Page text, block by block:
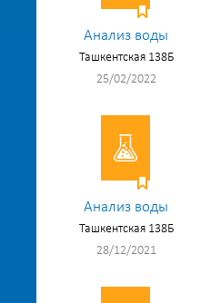
Анализ воды
Ташкентская 138Б
25/02/2022
Анализ воды
Ташкентская 138Б
28/12/2021